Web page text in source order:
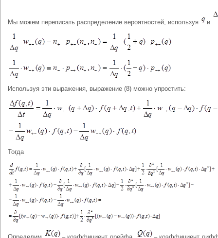
Мы можем переписать распределение вероятностей, используя и
Используя эти выражения, выражение (8) можно упростить:
Тогда